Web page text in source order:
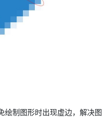
绘制图形时出现虚边，解决图